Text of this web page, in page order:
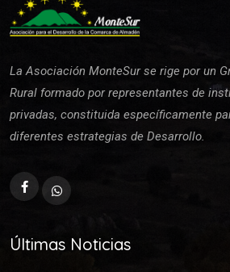
La Asociación MonteSur se rige por un
Rural formado por representantes de
privadas, constituida específicamente
diferentes estrategias de Desarrollo.
Últimas Noticias